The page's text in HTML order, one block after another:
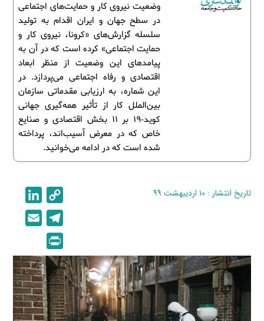
وضعیت نیروی کار و حمایت‌های اجتماعی
در سطح جهان و ایران اقدام به تولید
سلسله گزارش‌های «کرونا، نیروی کار و
حمایت اجتماعی» کرده است که در آن به
پیامدهای این وضعیت از منظر ابعاد
اقتصادی و رفاه اجتماعی می‌پردازد. در
این شماره، به ارزیابی مقدماتی سازمان
بین‌الملل کار از تأثیر همه‌گیری جهانی
کوید-19 بر 11 بخش اقتصادی و صنایع
خاص که در معرض آسیب‌اند، پرداخته
شده است که در ادامه می‌خوانید.
تاریخ انتشار : ۱۰ اردیبهشت ۹۹
o
p
y
L
i
n
k
i
n
e
d
I
n
e
l
e
g
r
a
i
l
r
i
n
t